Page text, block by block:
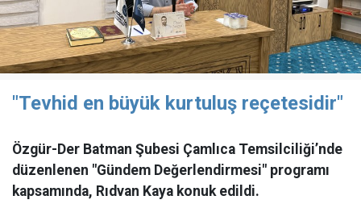
"Tevhid en büyük kurtuluş reçetesidir"
Özgür-Der Batman Şubesi Çamlıca Temsilciliği’nde
düzenlenen "Gündem Değerlendirmesi" programı
kapsamında, Rıdvan Kaya konuk edildi.